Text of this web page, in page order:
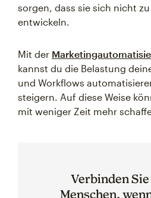
sorgen, dass sie sich nicht
entwickeln.
Mit der
kannst du die Belastung
und Workflows
steigern. Auf diese Weise
mit weniger Zeit mehr
Verbinden
Menschen,